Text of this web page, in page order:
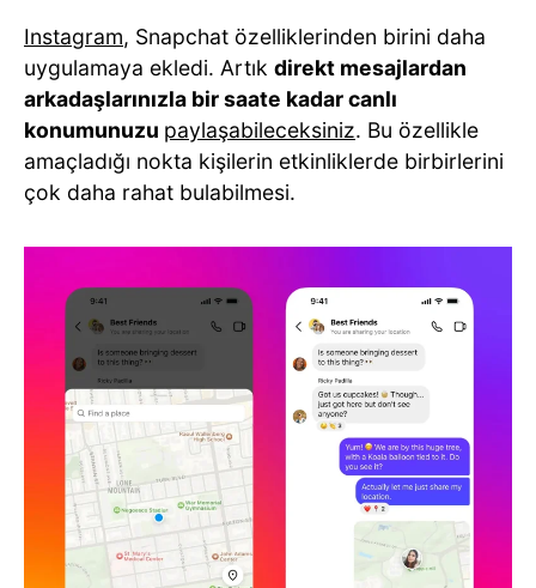
Instagram, Snapchat özelliklerinden birini daha
uygulamaya ekledi. Artık direkt mesajlardan
arkadaşlarınızla bir saate kadar canlı
konumunuzu paylaşabileceksiniz. Bu özellikle
amaçladığı nokta kişilerin etkinliklerde birbirlerini
çok daha rahat bulabilmesi.